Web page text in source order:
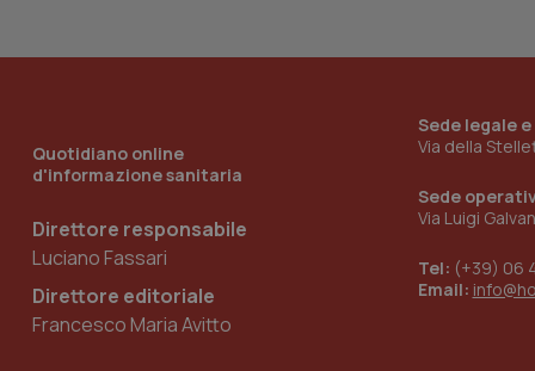
Quotidiano online
d'informazione sanitaria
Direttore responsabile
Luciano Fassari
Direttore editoriale
Francesco Maria Avitto
Sede legale
Via della
Sede
Via Luigi
Tel: (+39) 06
Email: